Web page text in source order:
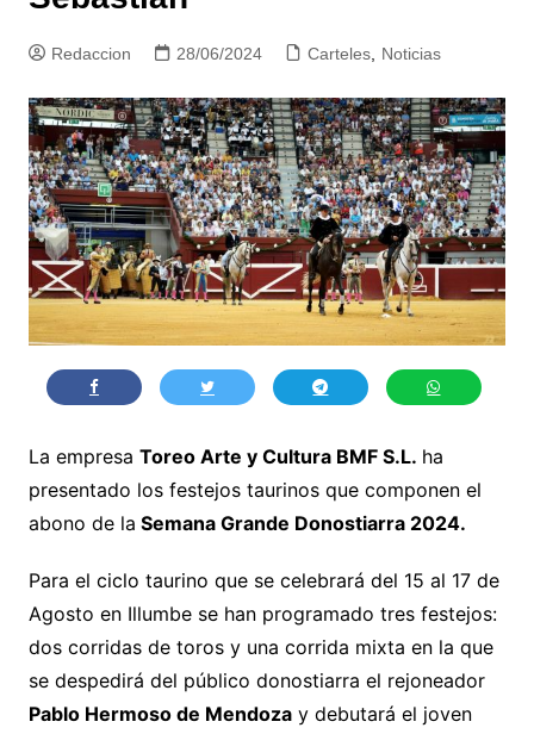
Redaccion 28/06/2024 Carteles, Noticias
La empresa Toreo Arte y Cultura BMF S.L. ha
presentado los festejos taurinos que componen el
abono de la Semana Grande Donostiarra 2024.
Para el ciclo taurino que se celebrará del 15 al 17 de
Agosto en Illumbe se han programado tres festejos:
dos corridas de toros y una corrida mixta en la que
se despedirá del público donostiarra el rejoneador
Pablo Hermoso de Mendozay debutará el joven